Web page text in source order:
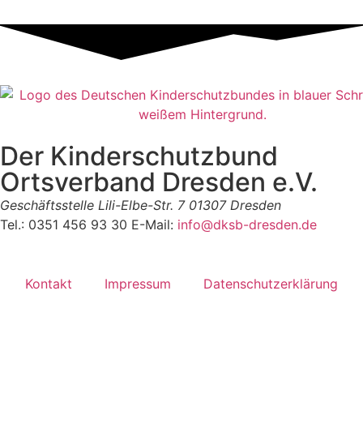
Der Kinderschutzbund
Ortsverband Dresden e.V.
Geschäftsstelle Lili-Elbe-Str. 7 01307 Dresden
Tel.: 0351 456 93 30 E-Mail: info@dksb-dresden.de
Kontakt Impressum Datenschutzerklärung